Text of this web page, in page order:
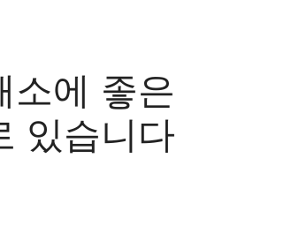
소에 좋은
있습니다